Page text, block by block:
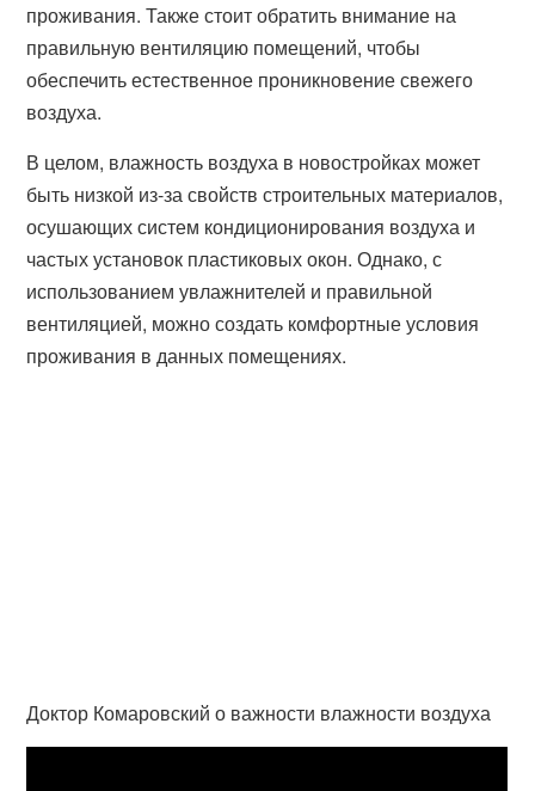
проживания. Также стоит обратить внимание на
правильную вентиляцию помещений, чтобы
обеспечить естественное проникновение свежего
воздуха.
В целом, влажность воздуха в новостройках может
быть низкой из-за свойств строительных материалов,
осушающих систем кондиционирования воздуха и
частых установок пластиковых окон. Однако, с
использованием увлажнителей и правильной
вентиляцией, можно создать комфортные условия
проживания в данных помещениях.
Доктор Комаровский о важности влажности воздуха